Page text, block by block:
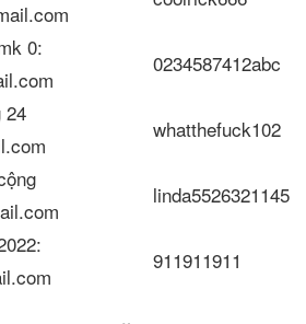
0:
0234587412abc
24
whatthefuck102
linda5526321145
911911911